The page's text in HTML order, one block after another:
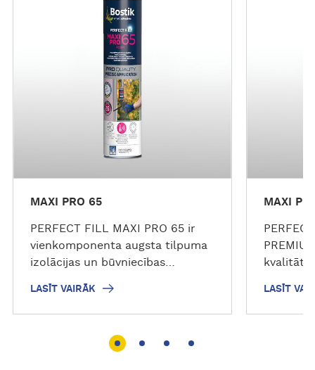
MAXI PRO 65
PERFECT FILL MAXI PRO 65 ir
vienkomponenta augsta tilpuma
izolācijas un būvniecības
izstrādātas blīvējuma
izveidošanai starp
Sacietē gaisā un būvmateriālā
LASĪT VAIRĀK
MAXI
LASĪT